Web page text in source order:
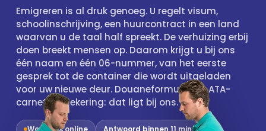
Emigreren is al druk genoeg. U regelt visum,
schoolinschrijving, een huurcontract in een land
waarvan u de taal half spreekt. De verhuizing erbij
doen breekt mensen op. Daarom krijgt u bij ons
één naam en één 06-nummer, van het eerste
gesprek tot de container die wordt uitgeladen
voor uw nieuwe deur. Douaneformulieren, ATA-
carnet, verzekering: dat ligt bij ons.
Wouter is online
Antwoord binnen 11 min